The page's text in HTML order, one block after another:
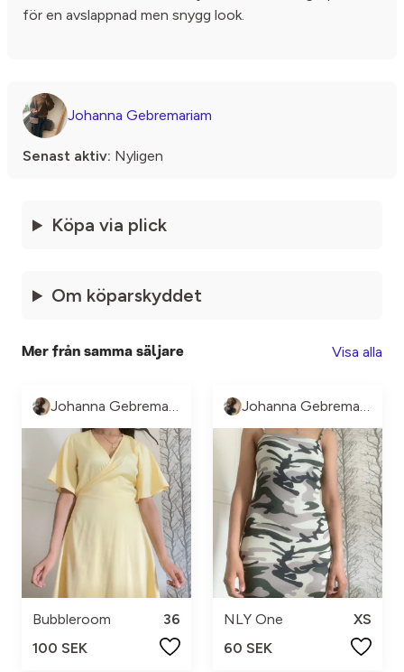
för en avslappnad men snygg look.
Johanna Gebremariam
Senast aktiv: Nyligen
Köpa via plick
Om köparskyddet
Mer från samma säljare Visa alla
Johanna Gebremariam
Bubbleroom
36
100 SEK
Johanna Gebremariam
NLY One
XS
60 SEK